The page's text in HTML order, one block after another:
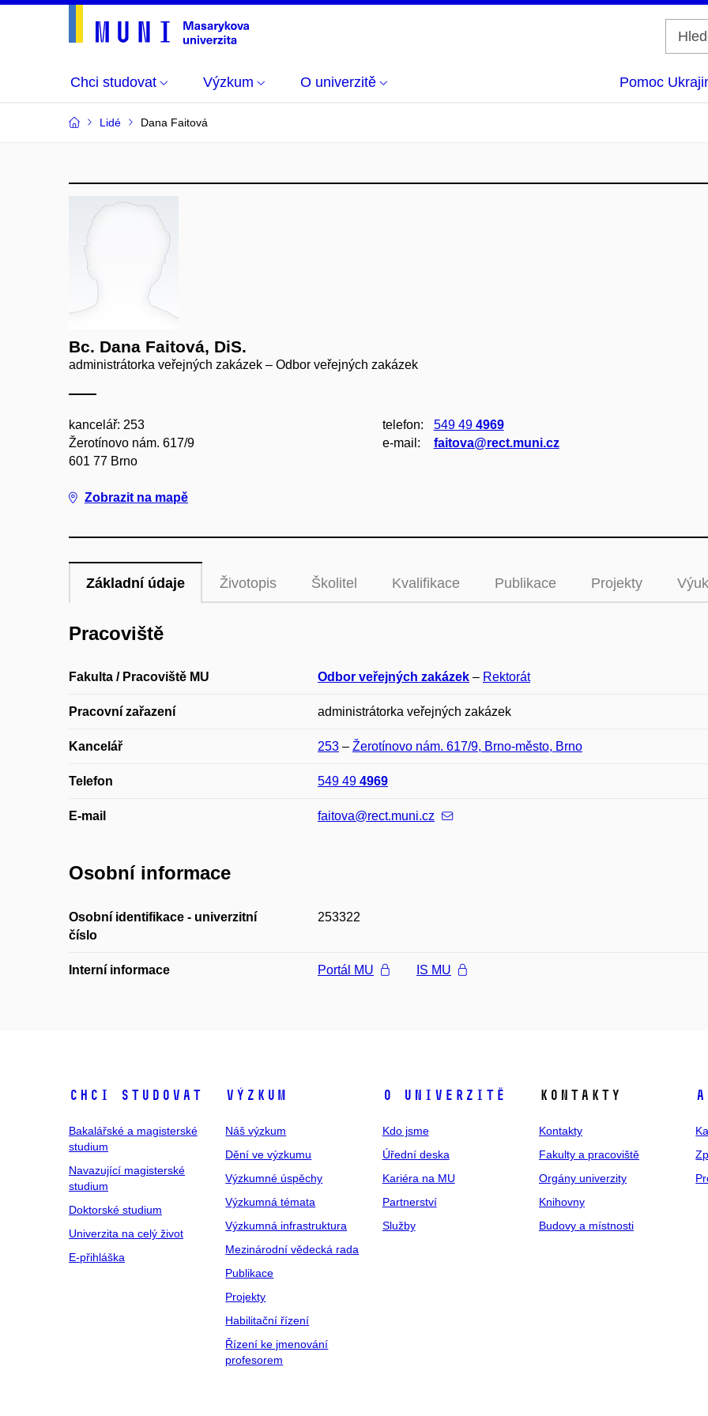
Chci studovat Výzkum O univerzitě Pomoc
Lidé Dana Faitová
Bc. Dana Faitová, DiS.
administrátorka veřejných zakázek – Odbor veřejných zakázek
kancelář: 253
Žerotínovo nám. 617/9
601 77 Brno
Zobrazit na mapě
telefon: 549 49 4969
e‑mail:
faitova@rect.muni.cz
Základní údaje Životopis Školitel Kvalifikace Publikace Projekty
Pracoviště
Fakulta / Pracoviště MU Odbor veřejných zakázek – Rektorát
Pracovní zařazení administrátorka veřejných zakázek
Kancelář 253 – Žerotínovo nám. 617/9, Brno-město, Brno
Telefon 549 49 4969
E-mail faitova@rect.muni.cz
Osobní informace
Osobní identifikace - univerzitní
číslo
253322
Interní informace Portál MU IS MU
Chci studovat
Bakalářské a magisterské
studium
Navazující magisterské
studium
Doktorské studium
Univerzita na celý život
E-přihláška
Výzkum
Náš výzkum
Dění ve výzkumu
Výzkumné úspěchy
Výzkumná témata
Výzkumná infrastruktura
Mezinárodní vědecká rada
Publikace
Projekty
Habilitační řízení
Řízení ke jmenování
profesorem
O univerzitě
Kdo jsme
Úřední deska
Kariéra na MU
Partnerství
Služby
Kontakty
Kontakty
Fakulty a pracoviště
Orgány univerzity
Knihovny
Budovy a místnosti